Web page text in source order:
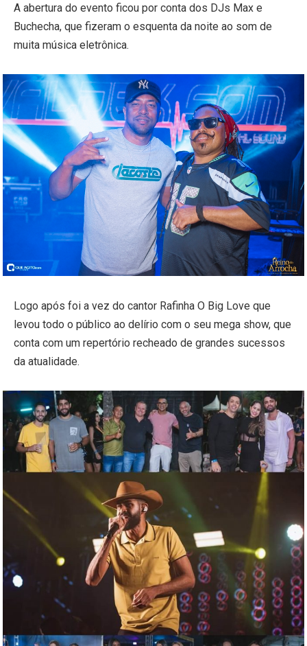
A abertura do evento ficou por conta dos DJs Max e
Buchecha, que fizeram o esquenta da noite ao som de
muita música eletrônica.
Logo após foi a vez do cantor Rafinha O Big Love que
levou todo o público ao delírio com o seu mega show, que
conta com um repertório recheado de grandes sucessos
da atualidade.